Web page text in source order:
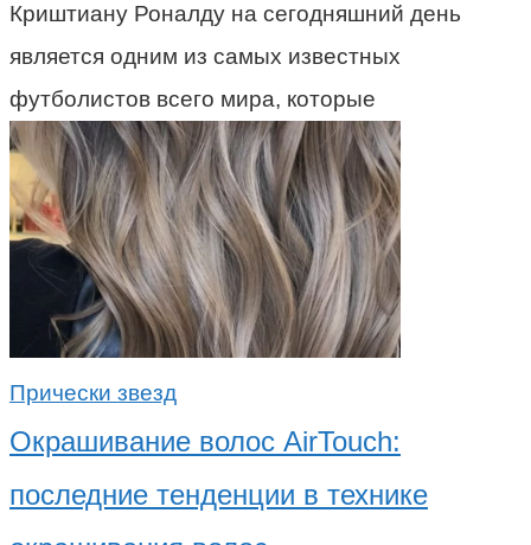
Криштиану Роналду на сегодняшний день
является одним из самых известных
футболистов всего мира, которые
Прически звезд
Окрашивание волос AirTouch:
последние тенденции в технике